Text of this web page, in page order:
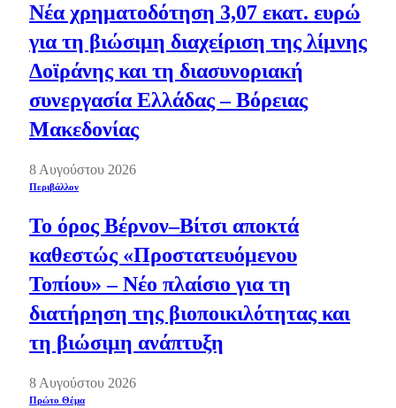
Νέα χρηματοδότηση 3,07 εκατ. ευρώ
για τη βιώσιμη διαχείριση της λίμνης
Δοϊράνης και τη διασυνοριακή
συνεργασία Ελλάδας – Βόρειας
Μακεδονίας
8 Αυγούστου 2026
Περιβάλλον
Το όρος Βέρνον–Βίτσι αποκτά
καθεστώς «Προστατευόμενου
Τοπίου» – Νέο πλαίσιο για τη
διατήρηση της βιοποικιλότητας και
τη βιώσιμη ανάπτυξη
8 Αυγούστου 2026
Πρώτο Θέμα